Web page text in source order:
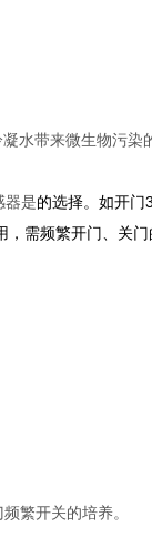
水带来微生物污染
器是的选择。如开门
需频繁开门、关门
繁开关的培养。